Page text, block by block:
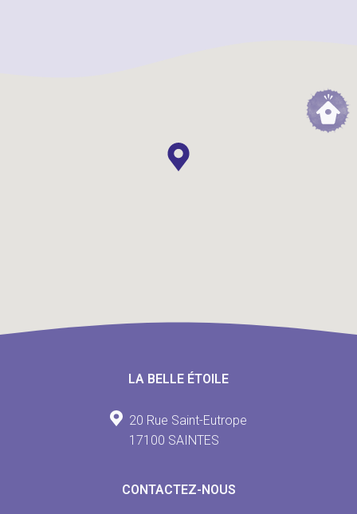
LA BELLE ÉTOILE
20 Rue Saint-Eutrope
17100 SAINTES
CONTACTEZ-NOUS